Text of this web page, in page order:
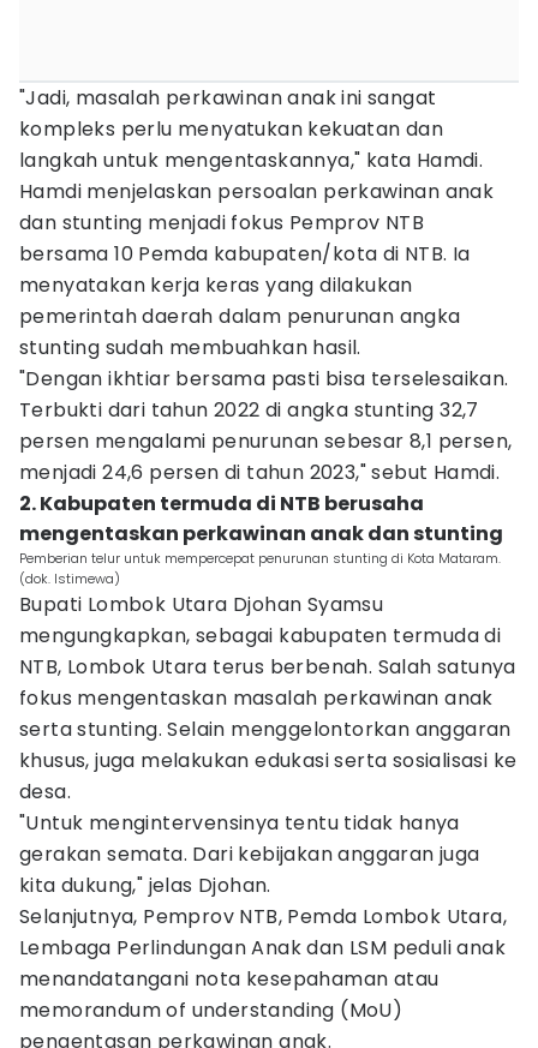
"Jadi, masalah perkawinan anak ini sangat
kompleks perlu menyatukan kekuatan dan
langkah untuk mengentaskannya," kata Hamdi.
Hamdi menjelaskan persoalan perkawinan anak
dan stunting menjadi fokus Pemprov NTB
bersama 10 Pemda kabupaten/kota di NTB. Ia
menyatakan kerja keras yang dilakukan
pemerintah daerah dalam penurunan angka
stunting sudah membuahkan hasil.
"Dengan ikhtiar bersama pasti bisa terselesaikan.
Terbukti dari tahun 2022 di angka stunting 32,7
persen mengalami penurunan sebesar 8,1 persen,
menjadi 24,6 persen di tahun 2023," sebut Hamdi.
2. Kabupaten termuda di NTB berusaha
mengentaskan perkawinan anak dan stunting
Pemberian telur untuk mempercepat penurunan stunting di Kota Mataram.
(dok. Istimewa)
Bupati Lombok Utara Djohan Syamsu
mengungkapkan, sebagai kabupaten termuda di
NTB, Lombok Utara terus berbenah. Salah satunya
fokus mengentaskan masalah perkawinan anak
serta stunting. Selain menggelontorkan anggaran
khusus, juga melakukan edukasi serta sosialisasi ke
desa.
"Untuk mengintervensinya tentu tidak hanya
gerakan semata. Dari kebijakan anggaran juga
kita dukung," jelas Djohan.
Selanjutnya, Pemprov NTB, Pemda Lombok Utara,
Lembaga Perlindungan Anak dan LSM peduli anak
menandatangani nota kesepahaman atau
memorandum of understanding (MoU)
pengentasan perkawinan anak.